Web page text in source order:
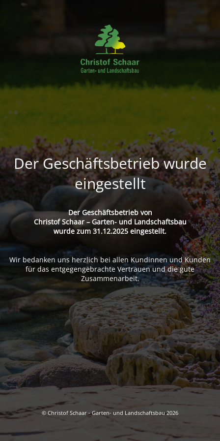
Der Geschäftsbetrieb wurde
eingestellt
Der Geschäftsbetrieb von
Christof Schaar – Garten- und Landschaftsbau
wurde zum 31.12.2025 eingestellt.
Wir bedanken uns herzlich bei allen Kundinnen und Kunden
für das entgegengebrachte Vertrauen und die gute
Zusammenarbeit.
© Christof Schaar - Garten- und Landschaftsbau 2026